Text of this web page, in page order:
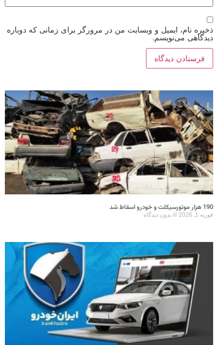
ذخیره نام، ایمیل و وبسایت من در مرورگر برای زمانی که دوباره
دیدگاهی می‌نویسم.
190 هزار موتورسیکلت و خودرو اسقاط شد
فوریه 1, 2026 بدون دیدگاه